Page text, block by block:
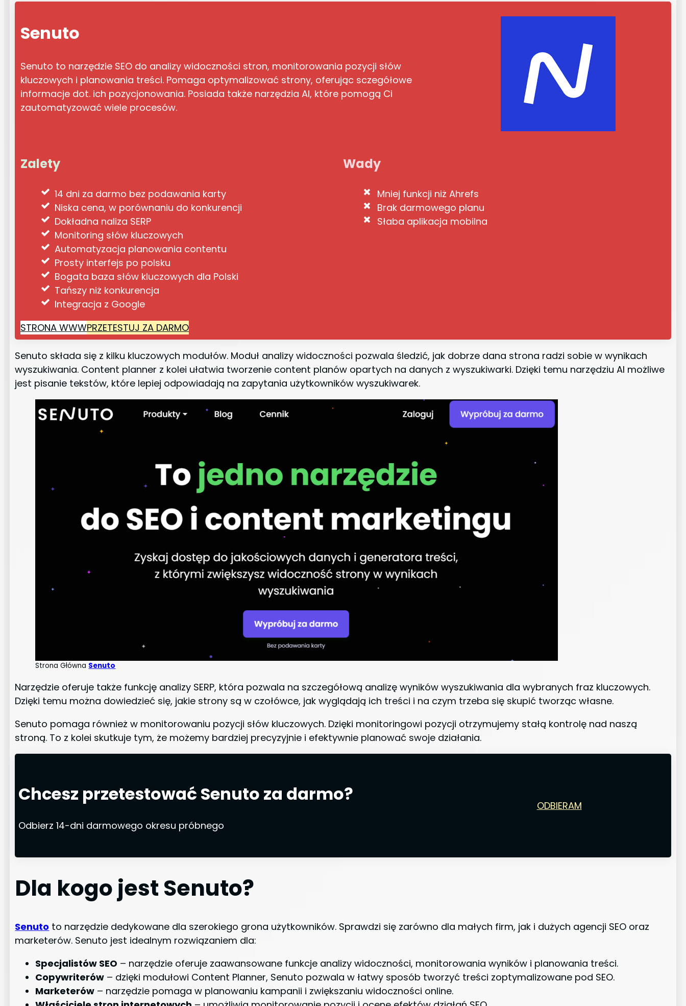
Senuto
Senuto to narzędzie SEO do analizy widoczności stron, monitorowania pozycji słów
kluczowych i planowania treści. Pomaga optymalizować strony, oferując sczegółowe
informacje dot. ich pozycjonowania. Posiada także narzędzia AI, które pomogą Ci
zautomatyzować wiele procesów.
Zalety
14 dni za darmo bez podawania karty
Niska cena, w porównaniu do konkurencji
Dokładna naliza SERP
Monitoring słów kluczowych
Automatyzacja planowania contentu
Prosty interfejs po polsku
Bogata baza słów kluczowych dla Polski
Tańszy niż konkurencja
Integracja z Google
Wady
Mniej funkcji niż Ahrefs
Brak darmowego planu
Słaba aplikacja mobilna
STRONA WWWPRZETESTUJ ZA DARMO
Senuto składa się z kilku kluczowych modułów. Moduł analizy widoczności pozwala śledzić, jak dobrze dana strona radzi sobie w wynikach
wyszukiwania. Content planner z kolei ułatwia tworzenie content planów opartych na danych z wyszukiwarki. Dzięki temu narzędziu AI możliwe
jest pisanie tekstów, które lepiej odpowiadają na zapytania użytkowników wyszukiwarek.
Strona Główna Senuto
Narzędzie oferuje także funkcję analizy SERP, która pozwala na szczegółową analizę wyników wyszukiwania dla wybranych fraz kluczowych.
Dzięki temu można dowiedzieć się, jakie strony są w czołówce, jak wyglądają ich treści i na czym trzeba się skupić tworząc własne.
Senuto pomaga również w monitorowaniu pozycji słów kluczowych. Dzięki monitoringowi pozycji otrzymujemy stałą kontrolę nad naszą
stroną. To z kolei skutkuje tym, że możemy bardziej precyzyjnie i efektywnie planować swoje działania.
Chcesz przetestować Senuto za darmo?
Odbierz 14-dni darmowego okresu próbnego
ODBIERAM
Dla kogo jest Senuto?
Senuto to narzędzie dedykowane dla szerokiego grona użytkowników. Sprawdzi się zarówno dla małych firm, jak i dużych agencji SEO oraz
marketerów. Senuto jest idealnym rozwiązaniem dla:
Specjalistów SEO – narzędzie oferuje zaawansowane funkcje analizy widoczności, monitorowania wyników i planowania treści.
Copywriterów – dzięki modułowi Content Planner, Senuto pozwala w łatwy sposób tworzyć treści zoptymalizowane pod SEO.
Marketerów – narzędzie pomaga w planowaniu kampanii i zwiększaniu widoczności online.